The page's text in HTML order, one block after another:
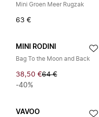
Mini Groen Meer Rugzak
63 €
MINI RODINI
Bag To the Moon and Back
38,50 €64 €
-40%
VAVOO